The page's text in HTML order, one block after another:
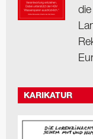
KARIKATUR